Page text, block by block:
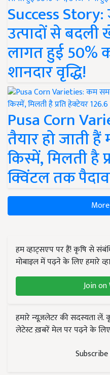
Success
उत्पादों से बदली
लागत हुई 50%
शानदार वृद्धि!
Pusa Corn
तैयार हो जाती
किस्में, मिलती है
क्विंटल तक
हम व्हाट्सएप पर हैं! कृषि से
मोबाइल में पढ़ने के लिए हमारे
Join
हमारे न्यूज़लेटर की सदस्यता
लेटेस्ट ख़बरें मेल पर पढ़ने के